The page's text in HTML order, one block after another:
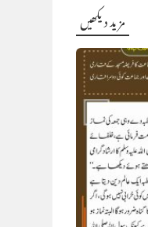
مزید دیکھیں